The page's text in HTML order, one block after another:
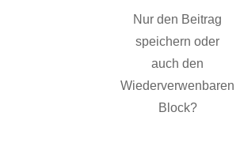
Nur den Beitrag
speichern oder
auch den
Wiederverwenbaren
Block?